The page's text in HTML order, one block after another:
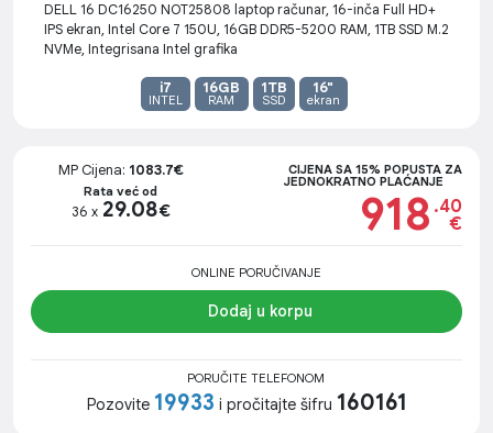
DELL 16 DC16250 NOT25808 laptop računar, 16-inča Full HD+
IPS ekran, Intel Core 7 150U, 16GB DDR5-5200 RAM, 1TB SSD M.2
NVMe, Integrisana Intel grafika
i7
INTEL
16GB
RAM
1TB
SSD
16"
ekran
MP Cijena: 1083.7€
Rata već od
36 x 29.08€
CIJENA SA 15% POPUSTA ZA
JEDNOKRATNO PLAĆANJE
918 .40
€
ONLINE PORUČIVANJE
Dodaj u korpu
PORUČITE TELEFONOM
Pozovite 19933 i pročitajte šifru 160161